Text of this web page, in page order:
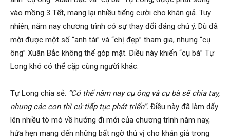
vào mồng 3 Tết, mang lại nhiều tiếng cười cho khán giả. Tuy
nhiên, năm nay chương trình có sự thay đổi đáng chú ý. Dù đã
mời được một số “anh tài” và “chị đẹp” tham gia, nhưng “cụ
ông” Xuân Bắc không thể góp mặt. Điều này khiến “cụ bà” Tự
Long khó có thể cặp cùng người khác.
Tự Long chia sẻ: “Có thể năm nay cụ ông và cụ bà sẽ chia tay,
nhưng các con thì cứ tiếp tục phát triển”. Điều này đã làm dấy
lên nhiều tò mò về hướng đi mới của chương trình năm nay,
hứa hẹn mang đến những bất ngờ thú vị cho khán giả trong